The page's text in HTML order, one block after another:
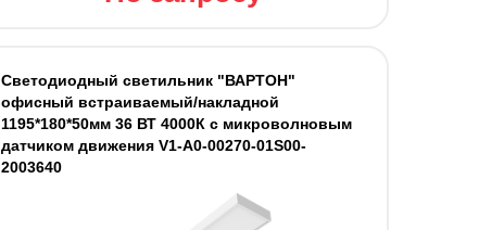
Светодиодный светильник "ВАРТОН"
офисный встраиваемый/накладной
1195*180*50мм 36 ВТ 4000К с микроволновым
датчиком движения V1-A0-00270-01S00-
2003640